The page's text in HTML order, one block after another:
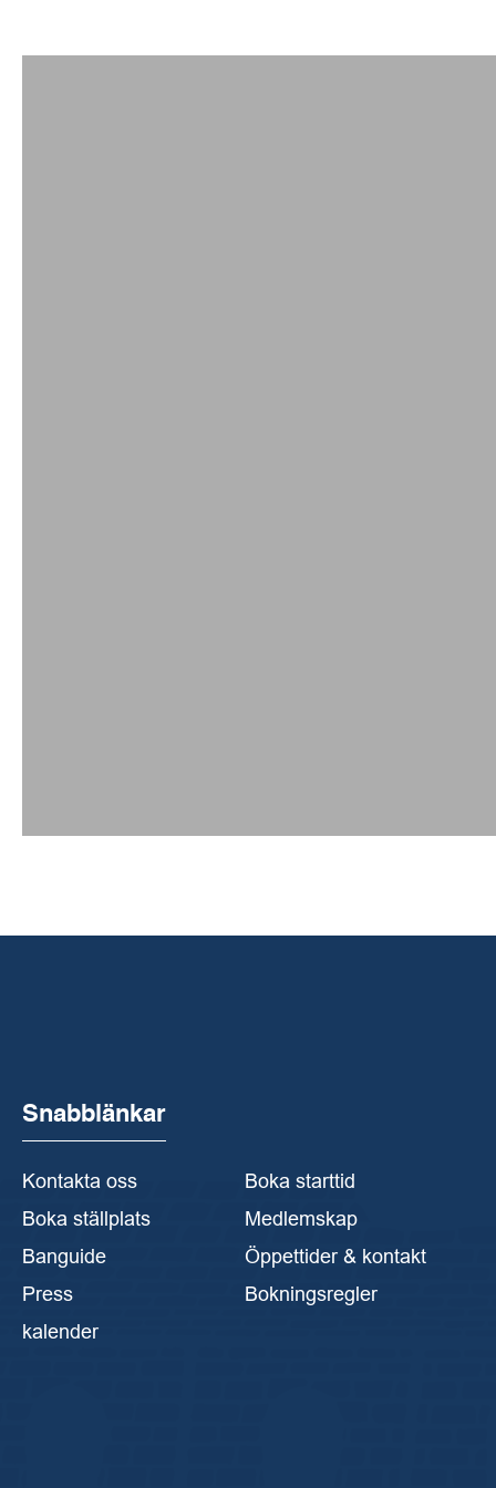
Snabblänkar
Kontakta oss
Boka starttid
Boka ställplats
Medlemskap
Banguide
Öppettider & kontakt
Press
Bokningsregler
kalender